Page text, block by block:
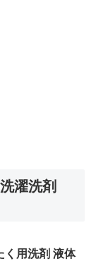
洗濯洗剤
く用洗剤 液体